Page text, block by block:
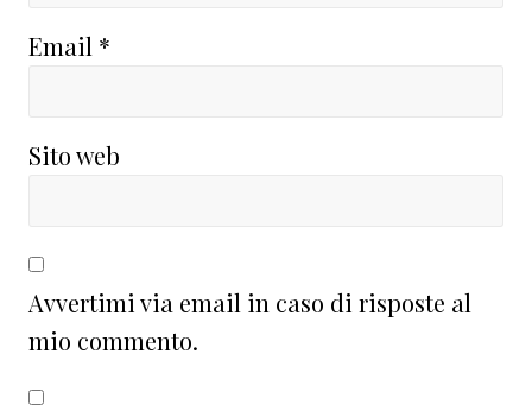
Email *
Sito web
Avvertimi via email in caso di risposte al
mio commento.